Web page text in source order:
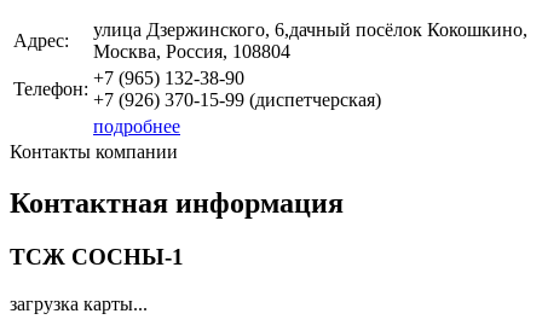
Адрес:
улица Дзержинского, 6,дачный посёлок Кокошкино,
Москва, Россия, 108804
Телефон:
+7 (965) 132-38-90
+7 (926) 370-15-99 (диспетчерская)
подробнее
Контакты компании
Контактная информация
ТСЖ СОСНЫ-1
загрузка карты...